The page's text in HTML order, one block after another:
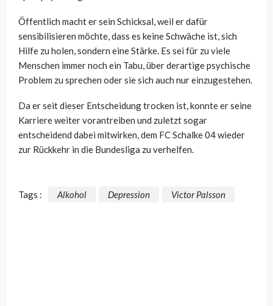
Öffentlich macht er sein Schicksal, weil er dafür
sensibilisieren möchte, dass es keine Schwäche ist, sich
Hilfe zu holen, sondern eine Stärke. Es sei für zu viele
Menschen immer noch ein Tabu, über derartige psychische
Problem zu sprechen oder sie sich auch nur einzugestehen.
Da er seit dieser Entscheidung trocken ist, konnte er seine
Karriere weiter vorantreiben und zuletzt sogar
entscheidend dabei mitwirken, dem FC Schalke 04 wieder
zur Rückkehr in die Bundesliga zu verhelfen.
Tags : Alkohol Depression Victor Palsson